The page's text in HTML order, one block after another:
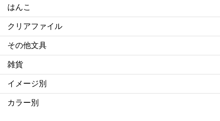
はんこ
クリアファイル
その他文具
雑貨
イメージ別
カラー別